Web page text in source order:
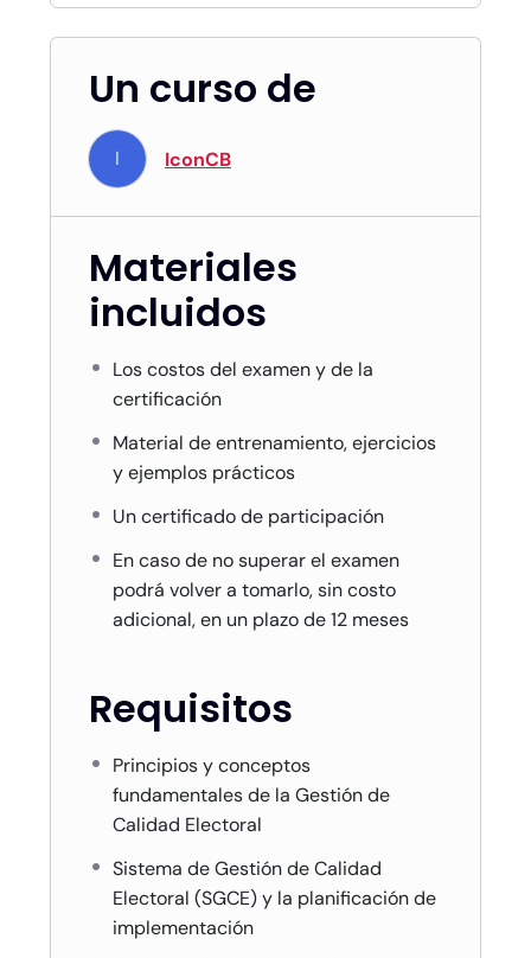
Un curso de
I IconCB
Materiales
incluidos
Los costos del examen y de la
certificación
Material de entrenamiento, ejercicios
y ejemplos prácticos
Un certificado de participación
En caso de no superar el examen
podrá volver a tomarlo, sin costo
adicional, en un plazo de 12 meses
Requisitos
Principios y conceptos
fundamentales de la Gestión de
Calidad Electoral
Sistema de Gestión de Calidad
Electoral (SGCE) y la planificación de
implementación